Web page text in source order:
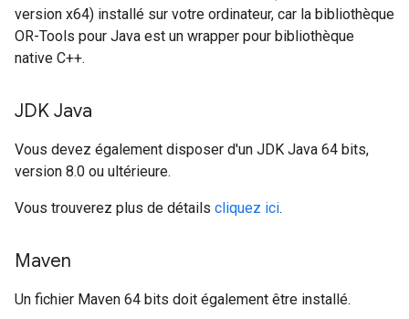
version x64) installé sur votre ordinateur, car la bibliothèque
OR-Tools pour Java est un wrapper pour bibliothèque
native C++.
JDK Java
Vous devez également disposer d'un JDK Java 64 bits,
version 8.0 ou ultérieure.
Vous trouverez plus de détails cliquez ici.
Maven
Un fichier Maven 64 bits doit également être installé.